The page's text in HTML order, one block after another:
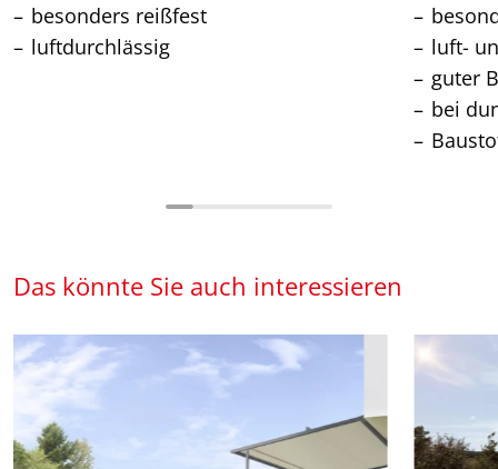
besonders reißfest
luftdurchlässig
luft-
guter
bei
Das könnte Sie auch interessieren